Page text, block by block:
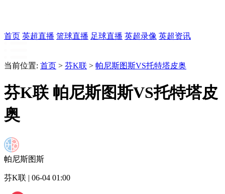
首页 英超直播 篮球直播 足球直播 英超录像 英超资讯
当前位置: 首页 > 芬K联 > 帕尼斯图斯VS托特塔皮奥
芬K联 帕尼斯图斯VS托特塔皮
奥
帕尼斯图斯
芬K联 | 06-04 01:00